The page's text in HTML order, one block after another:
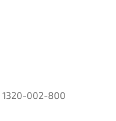
1320-002-800